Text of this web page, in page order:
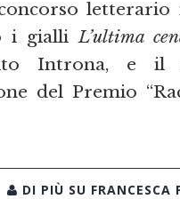
letterario
i gialliL’ultima
Introna, e il
del Premio
DI PIÙ SU FRANCESCA